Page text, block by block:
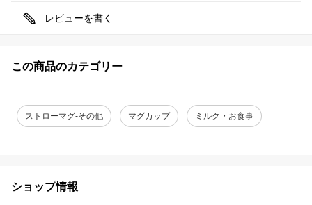
レビューを書く
この商品のカテゴリー
ストローマグ-その他 マグカップ ミルク・お食事
ショップ情報